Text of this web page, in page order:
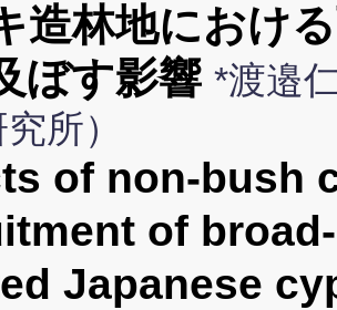
造林地におけ
ぼす影響 *渡邉
所）
of non-bush
of
Japanese